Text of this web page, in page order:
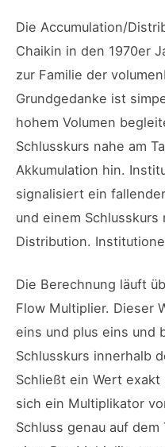
Die Accumulation/
Chaikin in den 1970er
zur Familie der
Grundgedanke ist
hohem Volumen
Schlusskurs nahe am
Akkumulation hin.
signalisiert ein
und einem Schlusskurs
Distribution.
Die Berechnung läuft
Flow Multiplier. Dieser
eins und plus eins und
Schlusskurs innerhalb
Schließt ein Wert
sich ein Multiplikator
Schluss genau auf